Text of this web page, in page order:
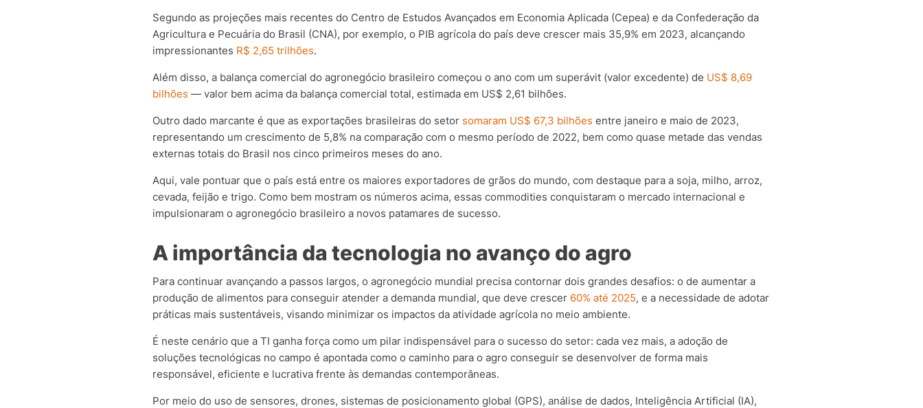
Segundo as projeções mais recentes do Centro de Estudos Avançados em Economia Aplicada (Cepea) e da Confederação da
Agricultura e Pecuária do Brasil (CNA), por exemplo, o PIB agrícola do país deve crescer mais 35,9% em 2023, alcançando
impressionantes R$ 2,65 trilhões.
Além disso, a balança comercial do agronegócio brasileiro começou o ano com um superávit (valor excedente) de US$ 8,69
bilhões — valor bem acima da balança comercial total, estimada em US$ 2,61 bilhões.
Outro dado marcante é que as exportações brasileiras do setor somaram US$ 67,3 bilhões entre janeiro e maio de 2023,
representando um crescimento de 5,8% na comparação com o mesmo período de 2022, bem como quase metade das vendas
externas totais do Brasil nos cinco primeiros meses do ano.
Aqui, vale pontuar que o país está entre os maiores exportadores de grãos do mundo, com destaque para a soja, milho, arroz,
cevada, feijão e trigo. Como bem mostram os números acima, essas commodities conquistaram o mercado internacional e
impulsionaram o agronegócio brasileiro a novos patamares de sucesso.
A importância da tecnologia no avanço do agro
Para continuar avançando a passos largos, o agronegócio mundial precisa contornar dois grandes desafios: o de aumentar a
produção de alimentos para conseguir atender a demanda mundial, que deve crescer 60% até 2025, e a necessidade de adotar
práticas mais sustentáveis, visando minimizar os impactos da atividade agrícola no meio ambiente.
É neste cenário que a TI ganha força como um pilar indispensável para o sucesso do setor: cada vez mais, a adoção de
soluções tecnológicas no campo é apontada como o caminho para o agro conseguir se desenvolver de forma mais
responsável, eficiente e lucrativa frente às demandas contemporâneas.
Por meio do uso de sensores, drones, sistemas de posicionamento global (GPS), análise de dados, Inteligência Artificial (IA),